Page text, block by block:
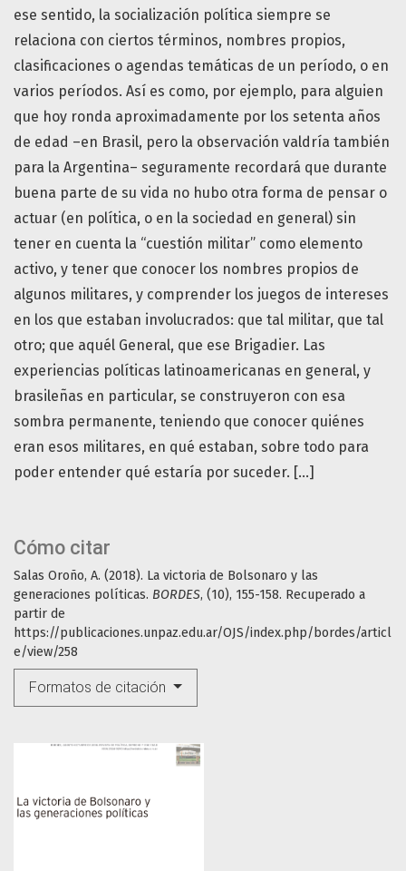
Cómo citar
Salas Oroño, A. (2018). La victoria de Bolsonaro y las
generaciones políticas. BORDES, (10), 155-158. Recuperado a
partir de
https://publicaciones.unpaz.edu.ar/OJS/index.php/bordes/articl
e/view/258
Formatos de citación
ese sentido, la socialización política siempre se
relaciona con ciertos términos, nombres propios,
clasificaciones o agendas temáticas de un período, o en
varios períodos. Así es como, por ejemplo, para alguien
que hoy ronda aproximadamente por los setenta años
de edad –en Brasil, pero la observación valdría también
para la Argentina– seguramente recordará que durante
buena parte de su vida no hubo otra forma de pensar o
actuar (en política, o en la sociedad en general) sin
tener en cuenta la “cuestión militar” como elemento
activo, y tener que conocer los nombres propios de
algunos militares, y comprender los juegos de intereses
en los que estaban involucrados: que tal militar, que tal
otro; que aquél General, que ese Brigadier. Las
experiencias políticas latinoamericanas en general, y
brasileñas en particular, se construyeron con esa
sombra permanente, teniendo que conocer quiénes
eran esos militares, en qué estaban, sobre todo para
poder entender qué estaría por suceder. […]